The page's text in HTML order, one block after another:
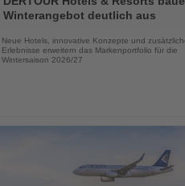
die
Nachrichten
Winterangebot deutlich aus
Neue Hotels, innovative Konzepte und
Erlebnisse erweitern das Markenportfolio für die
Wintersaison 2026/27